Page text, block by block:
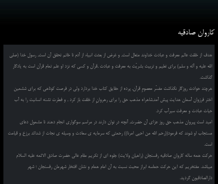
کاروان صادقیه
هدف از خلقت عالم معرفت و عبادت خداوند متعال است, و غرض از بعثت انبیاء از آدم تا خاتم تحقق آن است, رسول خدا (صلی
الله علیه و آله و سلم) برای تعلیم و تربیت بشریّت به معرفت و عبادت ,قرآن و کسی که نزد او علم تمام قرآن است به یادگار
گذاشت.
هرچند حوادث روزگار نگذاشت مفسّر معصومِ قرآن, پرده از حقایق کتاب خدا بردارد ولی در فرصت کوتاهی که برای ششمین
اختر فرزوان آسمان هدایت پیش آمد,شاهراه مذهب حق را برای رهروانِ از خلقت باز کرد , و فطرت تشنه انسانیت را به آب
حیات عبادت و معرفت سیرآب کرد.
امید است پیروان مذهب حق روز عزای آن حضرت, آنچه در توان دارند در مراسم سوگواری انجام دهند تا مشمول دعای
مستجاب او شوند که فرمود((رحم الله من احیی امرنا)) رحمتی که سرمایه ی سعادت و وسیله ی نجات از شدائد برزخ و قیامت
است.
حرکت همه ساله کاروان صادقیه رفسنجان (راهیان ولایت) جلوه ای از تکریم مقام عالی حضرت صادق الائمه علیه السلام
میباشد. مفتخریم که این حرکت حماسه ابراز محبت نسبت به آن امام همام و نشان افتخار شهرمان رفسنجان ؛ شهر
دارالصادقیون گردید.